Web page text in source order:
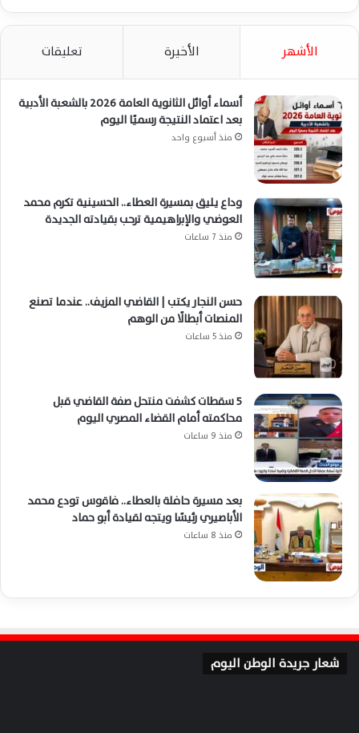
الأشهر الأخيرة تعليقات
أسماء أوائل الثانوية العامة 2026 بالشعبة الأدبية
بعد اعتماد النتيجة رسميًا اليوم
منذ أسبوع واحد
وداع يليق بمسيرة العطاء.. الحسينية تكرم محمد
العوضي والإبراهيمية ترحب بقيادته الجديدة
منذ 7 ساعات
حسن النجار يكتب | القاضي المزيف.. عندما تصنع
المنصات أبطالًا من الوهم
منذ 5 ساعات
5 سقطات كشفت منتحل صفة القاضي قبل
محاكمته أمام القضاء المصري اليوم
منذ 9 ساعات
بعد مسيرة حافلة بالعطاء.. فاقوس تودع محمد
الأباصيري رئيسًا ويتجه لقيادة أبو حماد
منذ 8 ساعات
شعار جريدة الوطن اليوم